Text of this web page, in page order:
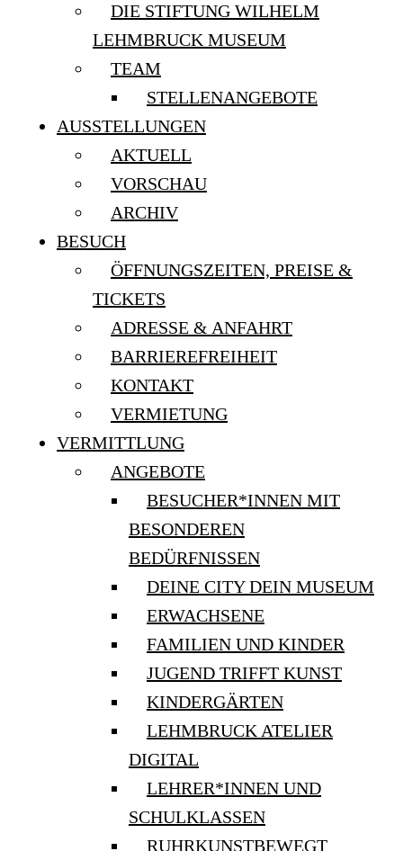
DIE STIFTUNG WILHELM
LEHMBRUCK MUSEUM
TEAM
STELLENANGEBOTE
AUSSTELLUNGEN
AKTUELL
VORSCHAU
ARCHIV
BESUCH
ÖFFNUNGSZEITEN, PREISE &
TICKETS
ADRESSE & ANFAHRT
BARRIEREFREIHEIT
KONTAKT
VERMIETUNG
VERMITTLUNG
ANGEBOTE
BESUCHER*INNEN MIT
BESONDEREN
BEDÜRFNISSEN
DEINE CITY DEIN MUSEUM
ERWACHSENE
FAMILIEN UND KINDER
JUGEND TRIFFT KUNST
KINDERGÄRTEN
LEHMBRUCK ATELIER
DIGITAL
LEHRER*INNEN UND
SCHULKLASSEN
RUHRKUNSTBEWEGT